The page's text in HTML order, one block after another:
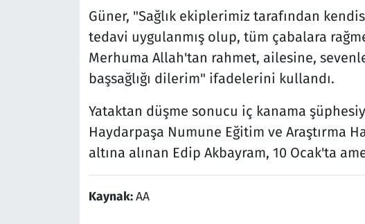
Güner, "Sağlık ekiplerimiz tarafından
tedavi uygulanmış olup, tüm çabalara
Merhuma Allah'tan rahmet, ailesine,
başsağlığı dilerim" ifadelerini kullandı.
Yataktan düşme sonucu iç kanama
Haydarpaşa Numune Eğitim ve Araştırma
altına alınan Edip Akbayram, 10 Ocak'ta
Kaynak:AA